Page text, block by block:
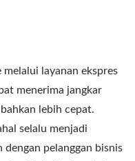
layanan ekspres
menerima jangkar
lebih cepat.
selalu menjadi
dengan pelanggan bisnis